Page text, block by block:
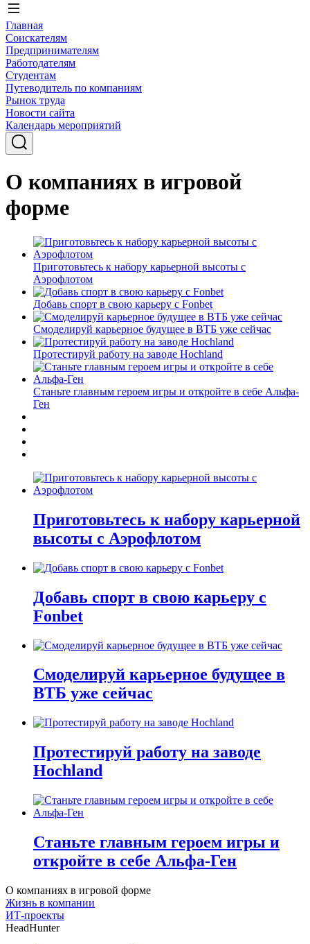
Главная
Соискателям
Предпринимателям
Работодателям
Студентам
Путеводитель по компаниям
Рынок труда
Новости сайта
Календарь мероприятий
О компаниях в игровой
форме
Приготовьтесь к набору карьерной высоты с
Аэрофлотом
Добавь спорт в свою карьеру с Fonbet
Смоделируй карьерное будущее в ВТБ уже сейчас
Протестируй работу на заводе Hochland
Станьте главным героем игры и откройте в себе Альфа-
Ген
Приготовьтесь к набору карьерной
высоты с Аэрофлотом
Добавь спорт в свою карьеру с
Fonbet
Смоделируй карьерное будущее в
ВТБ уже сейчас
Протестируй работу на заводе
Hochland
Станьте главным героем игры и
откройте в себе Альфа-Ген
О компаниях в игровой форме
Жизнь в компании
ИТ-проекты
HeadHunter